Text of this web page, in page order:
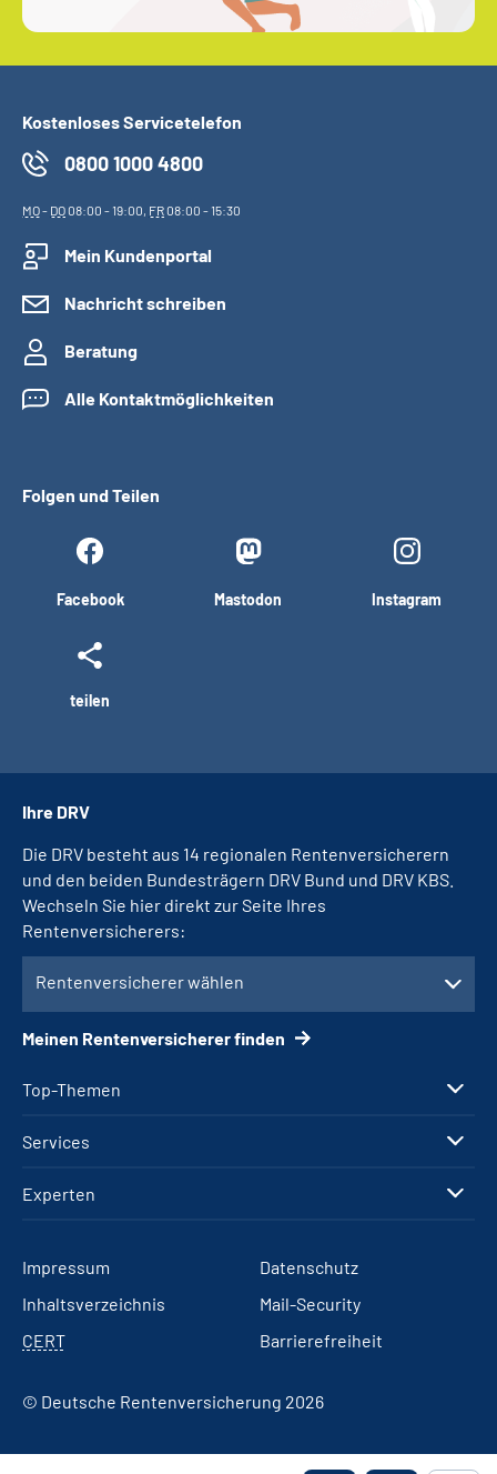
Kostenloses Servicetelefon
0800 1000 4800
MO- DO08:00 - 19:00, FR08:00 - 15:30
Mein Kundenportal
Nachricht schreiben
Beratung
Alle Kontaktmöglichkeiten
Folgen und Teilen
Facebook Mastodon Instagram
teilen
Top-Themen
Services
Experten
Ihre DRV
Die DRV besteht aus 14 regionalen Rentenversicherern
und den beiden Bundesträgern DRV Bund und DRV KBS.
Wechseln Sie hier direkt zur Seite Ihres
Rentenversicherers:
Rentenversicherer wählen
Meinen Rentenversicherer finden
Impressum
Datenschutz
Inhaltsverzeichnis
Mail-Security
CERT
Barrierefreiheit
© Deutsche Rentenversicherung 2026